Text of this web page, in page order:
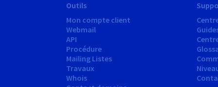
Outils
Mon compte client
Webmail
API
Procédure
Mailing Listes
Travaux
Whois